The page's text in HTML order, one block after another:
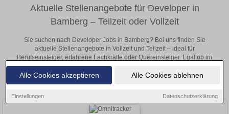
Alle Cookies akzeptieren Alle Cookies ablehnen
Einstellungen Datenschutzerklärung
Aktuelle Stellenangebote für Developer in
Bamberg – Teilzeit oder Vollzeit
Sie suchen nach Developer Jobs in Bamberg? Bei uns finden Sie
aktuelle Stellenangebote in Vollzeit und Teilzeit – ideal für
Berufseinsteiger, erfahrene Fachkräfte oder Quereinsteiger. Egal ob im
Büro, vor Ort oder remote: Entdecken Sie jetzt neue Chancen in Ihrer
Region und bewerben Sie sich direkt auf passende Developer-Stellen
in Bamberg!